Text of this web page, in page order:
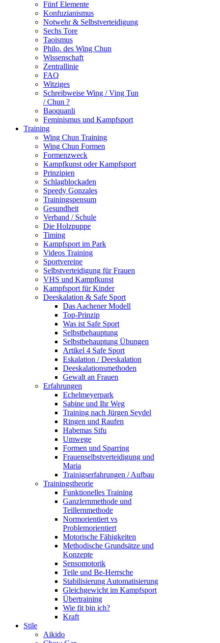
Fünf Elemente
Konfuzianismus
Notwehr & Selbstverteidigung
Sechs Tore
Taoismus
Philo. des Wing Chun
Wissenschaft
Zentrallinie
FAQ
Witziges
Schreibweise Wing / Ving Tun
/ Chun ?
Baoquanli
Feminismus und Kampfsport
Training
Wing Chun Training
Wing Chun Formen
Formenzweck
Kampfkunst oder Kampfsport
Prinzipien
Schlagblockaden
Speedy Gonzales
Trainingspensum
Gesundheit
Verband / Schule
Die Holzpuppe
Timing
Kampfsport im Park
Videos Training
Sportvereine
Selbstverteidigung für Frauen
VHS und Kampfkunst
Kampfsport für Kinder
Deeskalation & Safe Sport
Das Aachener Modell
Top-Prinzip
Was ist Safe Sport
Selbstbehauptung
Selbstbehauptung Übungen
Artikel 4 Safe Sport
Eskalation / Deeskalation
Deeskalationsmethoden
Gewalt an Frauen
Erfahrungen
Echelmeyerpark
Sabine und Ihr Weg
Training nach Jürgen Seydel
Ringen und Raufen
Habemas Sifu
Umwege
Formen und Sparring
Frauenselbstverteidigung und
Maria
Trainigserfahrungen / Aufbau
Trainingstheorie
Funktionelles Training
Ganzlernmethode und
Teillernmethode
Normorientiert vs
Problemorientiert
Motorische Fähigkeiten
Methodische Grundsätze und
Konzepte
Sensomotorik
Teile und Be-Herrsche
Stabilisierung Automatisierung
Gleichgewicht im Kampfsport
Übertraining
Wie fit bin ich?
Kraft
Stile
Aikido